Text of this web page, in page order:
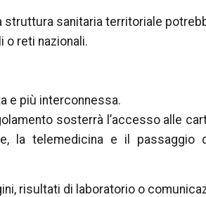
struttura sanitaria territoriale
o reti nazionali.
e più interconnessa.
sosterrà l’accesso alle
la telemedicina e il passaggio
risultati di laboratorio o